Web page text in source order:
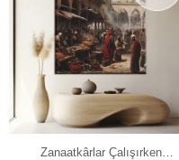
Zanaatkârlar Çalışırken